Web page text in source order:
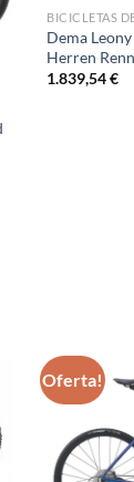
BICICLETAS
Dema
Herren
1.839,54€
Oferta!